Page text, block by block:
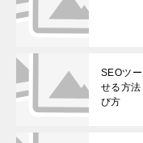
SEOツ
せる方
び方